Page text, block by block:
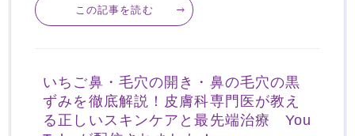
この記事を読む
いちご鼻・毛穴の開き・鼻の毛穴の黒
ずみを徹底解説！皮膚科専門医が教え
る正しいスキンケアと最先端治療 You